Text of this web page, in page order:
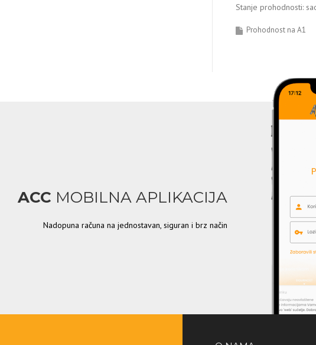
Stanje prohodnosti:
Prohodnost na A1
ACC MOBILNA APLIKACIJA
Nadopuna računa na jednostavan, siguran i brz način